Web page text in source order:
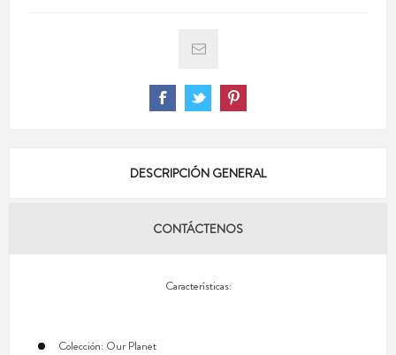
DESCRIPCIÓN GENERAL
CONTÁCTENOS
Características:
Colección: Our Planet